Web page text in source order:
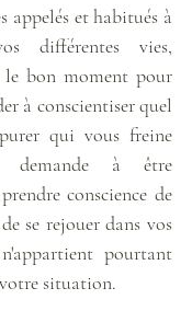
appelés et habitués à
différentes vies,
le bon moment pour
à conscientiser quel
qui vous freine
demande à être
conscience de
se rejouer dans vos
pourtant
situation.